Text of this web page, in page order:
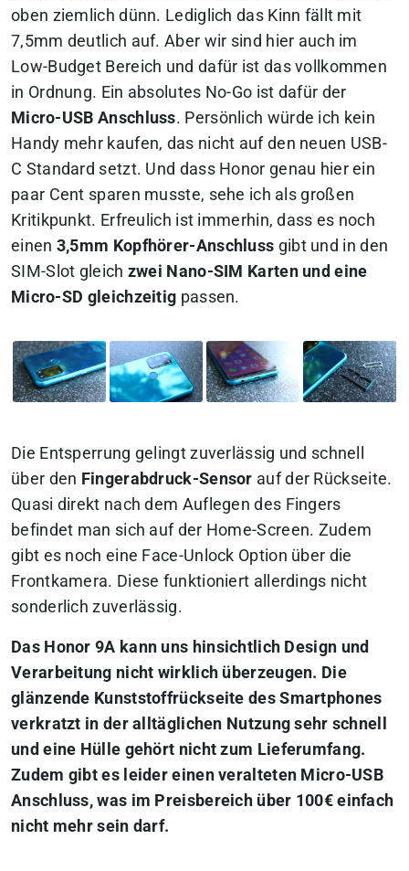
oben ziemlich dünn. Lediglich das Kinn fällt mit
7,5mm deutlich auf. Aber wir sind hier auch im
Low-Budget Bereich und dafür ist das vollkommen
in Ordnung. Ein absolutes No-Go ist dafür der
Micro-USB Anschluss. Persönlich würde ich kein
Handy mehr kaufen, das nicht auf den neuen USB-
C Standard setzt. Und dass Honor genau hier ein
paar Cent sparen musste, sehe ich als großen
Kritikpunkt. Erfreulich ist immerhin, dass es noch
einen 3,5mm Kopfhörer-Anschluss gibt und in den
SIM-Slot gleich zwei Nano-SIM Karten und eine
Micro-SD gleichzeitig passen.
Die Entsperrung gelingt zuverlässig und schnell
über den Fingerabdruck-Sensor auf der Rückseite.
Quasi direkt nach dem Auflegen des Fingers
befindet man sich auf der Home-Screen. Zudem
gibt es noch eine Face-Unlock Option über die
Frontkamera. Diese funktioniert allerdings nicht
sonderlich zuverlässig.
Das Honor 9A kann uns hinsichtlich Design und
Verarbeitung nicht wirklich überzeugen. Die
glänzende Kunststoffrückseite des Smartphones
verkratzt in der alltäglichen Nutzung sehr schnell
und eine Hülle gehört nicht zum Lieferumfang.
Zudem gibt es leider einen veralteten Micro-USB
Anschluss, was im Preisbereich über 100€ einfach
nicht mehr sein darf.